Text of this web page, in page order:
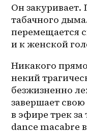
Он закуривает.
табачного
перемещается
и к женской
Никакого
некий
безжизненно
завершает
в эфире трек
danсe macabre